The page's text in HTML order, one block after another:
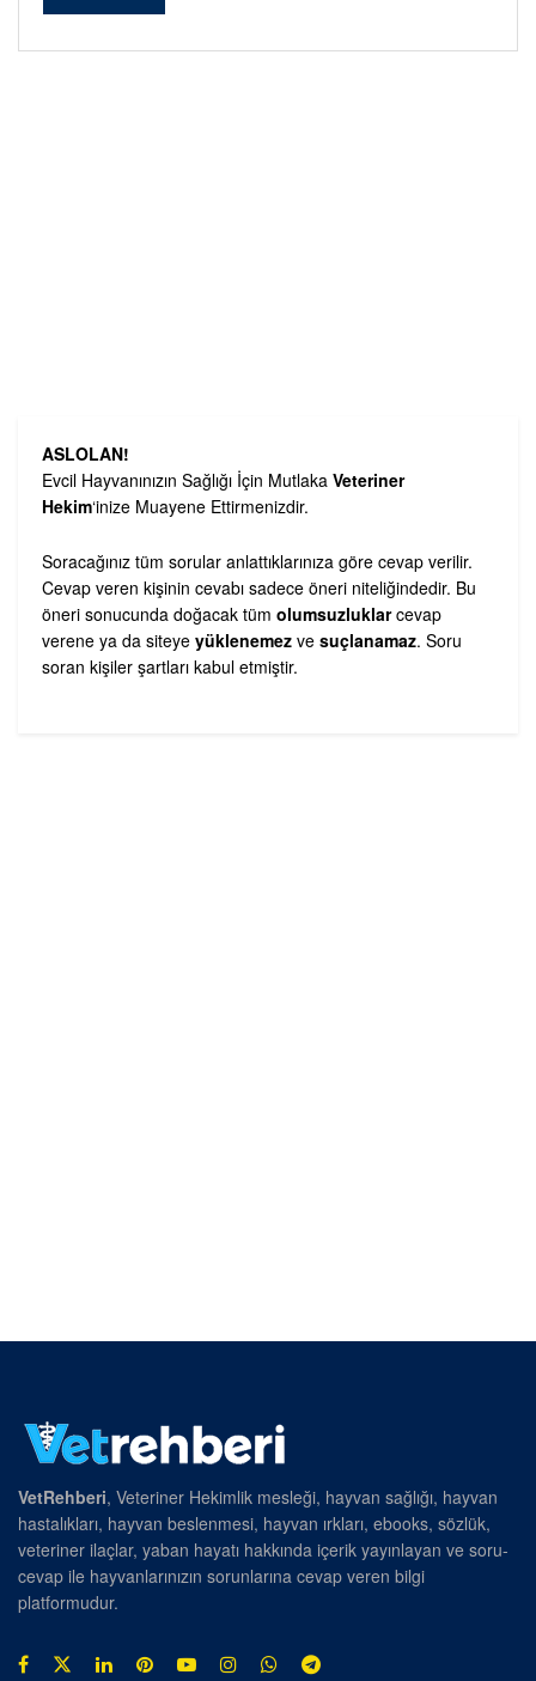
ASLOLAN!
Evcil Hayvanınızın Sağlığı İçin Mutlaka Veteriner
Hekim‘inize Muayene Ettirmenizdir.
Soracağınız tüm sorular anlattıklarınıza göre cevap verilir.
Cevap veren kişinin cevabı sadece öneri niteliğindedir. Bu
öneri sonucunda doğacak tüm olumsuzluklarcevap
verene ya da siteye yüklenemez ve suçlanamaz. Soru
soran kişiler şartları kabul etmiştir.
VetRehberi, Veteriner Hekimlik mesleği, hayvan sağlığı, hayvan
hastalıkları, hayvan beslenmesi, hayvan ırkları, ebooks, sözlük,
veteriner ilaçlar, yaban hayatı hakkında içerik yayınlayan ve soru-
cevap ile hayvanlarınızın sorunlarına cevap veren bilgi
platformudur.